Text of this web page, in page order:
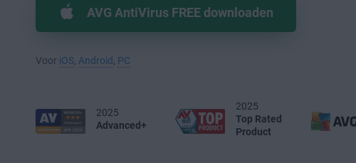
AVG AntiVirus FREE downloaden
Voor iOS Android PC
2025
Advanced+
2025
Top Rated
Product